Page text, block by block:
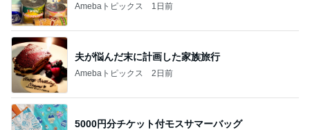
Amebaトピックス 1日前
夫が悩んだ末に計画した家族旅行
Amebaトピックス 2日前
5000円分チケット付モスサマーバッグ